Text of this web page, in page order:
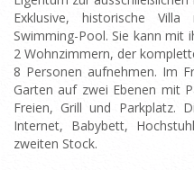
Exklusive, historische
Swimming-Pool. Sie kann mit
2 Wohnzimmern, der
8 Personen aufnehmen. Im
Garten auf zwei Ebenen mit
Freien, Grill und Parkplatz.
Internet, Babybett,
zweiten Stock.